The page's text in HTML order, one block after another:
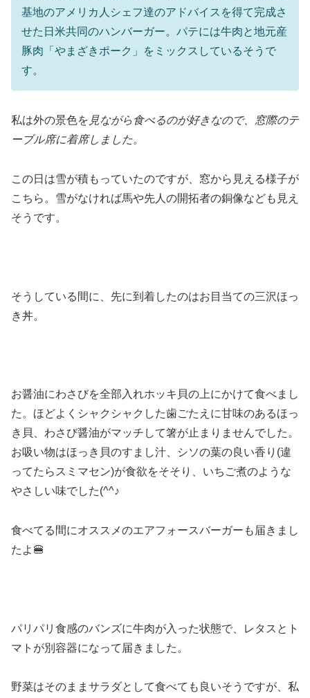
基地のアメリカ人シェフ達のアドバイスを得て完成さ
せた日米共同のハンバーガー。パテには牛肉と地元産
豚肉「やまざきポーク」をミックスしているそうで
す。
私は外の景色を 見ながら食べるのが好きなので、窓際のテ
ーブル席に着席しました。
この日は雪が積もっていたのですが、窓から見える様子が
こちら。雪がなければ馬や先人の開拓者の銅像なども見え
そうです。
そうしている間に、先に到着したのはお目当ての三沢ほっ
き丼。
お醤油にわさびを全部入れホッキ貝の上にかけて食べまし
た。ほどよくシャクシャクした歯ごたえに甘味のあるほっ
き貝、わさび醤油がマッチして箸が止まりませんでした。
お吸い物はほっき貝のすまし汁、シソの葉の良い香り(違
ってたらスミマセン)が食欲をそそり、いちご煮のような
やさしい味でした(^^♪
食べてる間にオススメのエアフォースバーガーも届きまし
たよ🍔
パリパリ食感のバンズに牛肉が入った状態で、レタスとト
マトが別容器になって届きました。
野菜はそのままサラダとして食べても良いそうですが、私